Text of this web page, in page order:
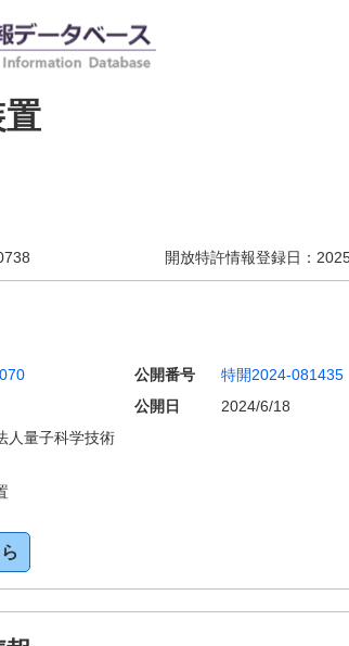
開放特許情報登録日：
公開番号
特開2024-081435
公開日
2024/6/18
人量子科学技術